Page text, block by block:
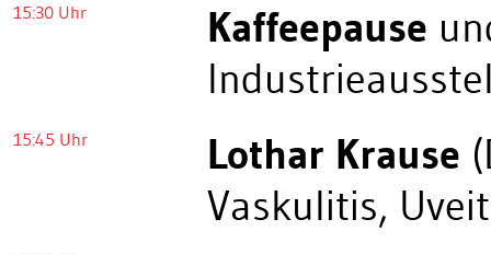
15:30 Uhr Kaffeepause
15:45 Uhr Lothar Krause
Vaskulitis,